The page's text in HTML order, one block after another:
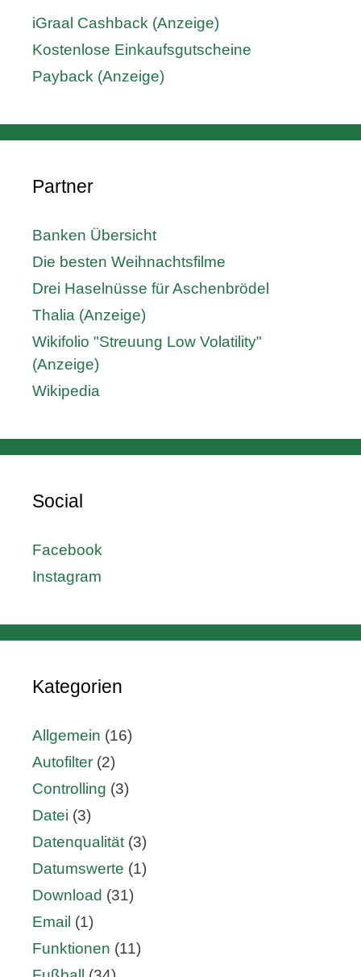
iGraal Cashback (Anzeige)
Kostenlose Einkaufsgutscheine
Payback (Anzeige)
Partner
Banken Übersicht
Die besten Weihnachtsfilme
Drei Haselnüsse für Aschenbrödel
Thalia (Anzeige)
Wikifolio "Streuung Low Volatility"
(Anzeige)
Wikipedia
Social
Facebook
Instagram
Kategorien
Allgemein (16)
Autofilter (2)
Controlling (3)
Datei (3)
Datenqualität (3)
Datumswerte (1)
Download (31)
Email (1)
Funktionen (11)